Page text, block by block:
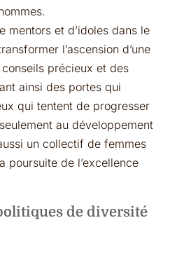
mentors et d’idoles dans le
l’ascension d’une
précieux et des
ainsi des portes qui
qui tentent de progresser
au développement
un collectif de femmes
poursuite de l’excellence
de diversité